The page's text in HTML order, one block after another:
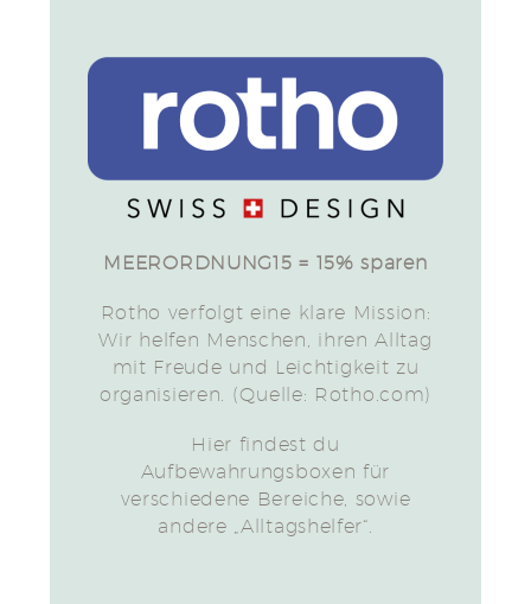
MEERORDNUNG15 = 15% sparen
Rotho verfolgt eine klare Mission:
Wir helfen Menschen, ihren Alltag
mit Freude und Leichtigkeit zu
organisieren. (Quelle: Rotho.com)
Hier findest du
Aufbewahrungsboxen für
verschiedene Bereiche, sowie
andere „Alltagshelfer“.